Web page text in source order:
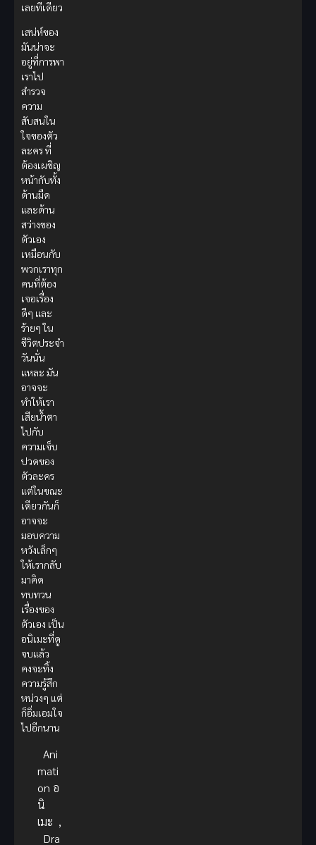
เลยทีเดียว
เสน่ห์ของ
มันน่าจะ
อยู่ที่การพา
เราไป
สำรวจ
ความ
สับสนใน
ใจของตัว
ละคร ที่
ต้องเผชิญ
หน้ากับทั้ง
ด้านมืด
และด้าน
สว่างของ
ตัวเอง
เหมือนกับ
พวกเราทุก
คนที่ต้อง
เจอเรื่อง
ดีๆ และ
ร้ายๆ ใน
ชีวิตประจำ
วันนั่น
แหละ มัน
อาจจะ
ทำให้เรา
เสียน้ำตา
ไปกับ
ความเจ็บ
ปวดของ
ตัวละคร
แต่ในขณะ
เดียวกันก็
อาจจะ
มอบความ
หวังเล็กๆ
ให้เรากลับ
มาคิด
ทบทวน
เรื่องของ
ตัวเอง เป็น
อนิเมะที่ดู
จบแล้ว
คงจะทิ้ง
ความรู้สึก
หน่วงๆ แต่
ก็อิ่มเอมใจ
ไปอีกนาน
Ani
mati
on อ
นิ
เมะ ,
Dra